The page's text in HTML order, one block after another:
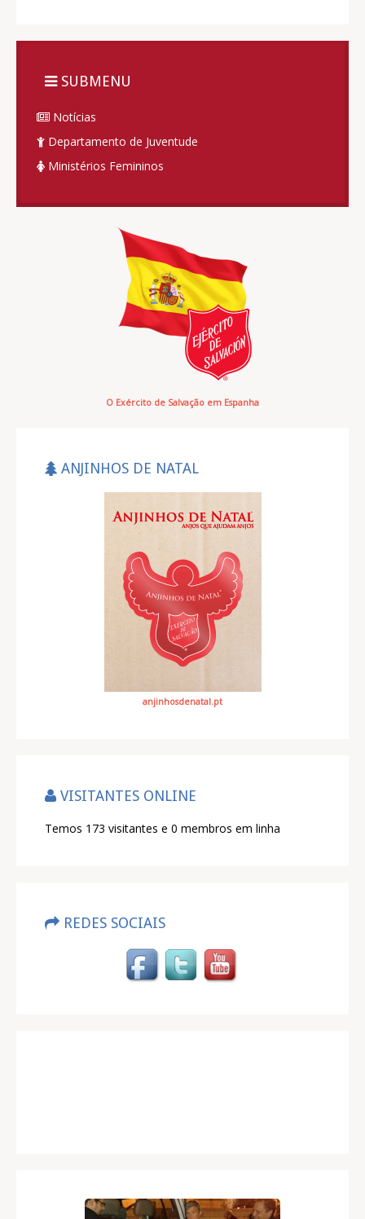
SUBMENU
Notícias
Departamento de Juventude
Ministérios Femininos
O Exército de Salvação em Espanha
ANJINHOS DE NATAL
anjinhosdenatal.pt
VISITANTES ONLINE
Temos 173 visitantes e 0 membros em linha
REDES SOCIAIS